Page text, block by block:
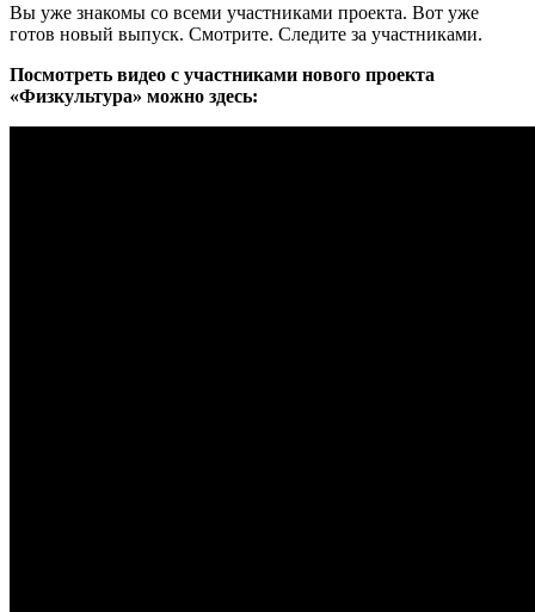
Вы уже знакомы со всеми участниками проекта. Вот уже
готов новый выпуск. Смотрите. Следите за участниками.
Посмотреть видео с участниками нового проекта
«Физкультура» можно здесь: